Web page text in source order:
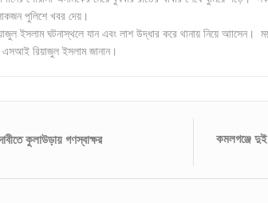
পুলিশে খবর দেয়।
ইসলাম ঘটনাস্থলে যান এবং লাশ উদ্ধার করে থানায় নিয়ে আাসেন।
এসআই রিয়াজুল ইসলাম জানান।
কুলাউড়ায় গণস্বাক্ষর
কমলগঞ্জে দুই